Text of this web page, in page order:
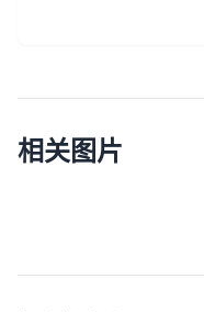
相关图片